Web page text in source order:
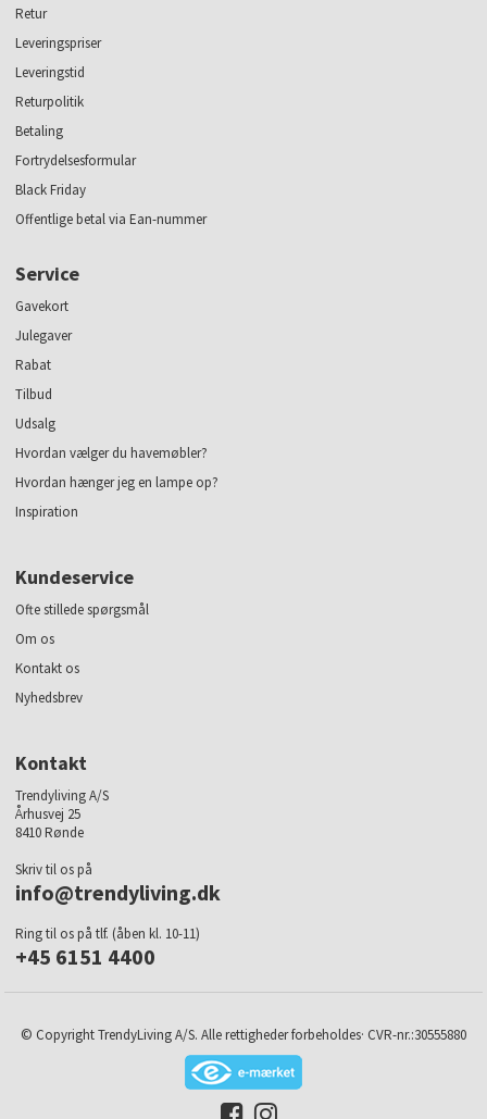
Retur
Leveringspriser
Leveringstid
Returpolitik
Betaling
Fortrydelsesformular
Black Friday
Offentlige betal via Ean-nummer
Service
Gavekort
Julegaver
Rabat
Tilbud
Udsalg
Hvordan vælger du havemøbler?
Hvordan hænger jeg en lampe op?
Inspiration
Kundeservice
Ofte stillede spørgsmål
Om os
Kontakt os
Nyhedsbrev
Kontakt
Trendyliving A/S
Århusvej 25
8410 Rønde
Skriv til os på
info@trendyliving.dk
Ring til os på tlf. (åben kl. 10-11)
+45 6151 4400
© Copyright TrendyLiving A/S. Alle rettigheder forbeholdes· CVR-nr.:30555880